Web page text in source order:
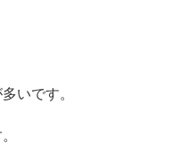
いです。